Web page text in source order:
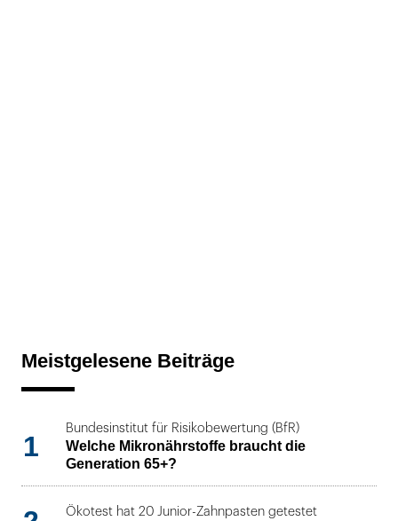
Meistgelesene Beiträge
1
Bundesinstitut für Risikobewertung (BfR)
Welche Mikronährstoffe braucht die
Generation 65+?
Ökotest hat 20 Junior-Zahnpasten getestet